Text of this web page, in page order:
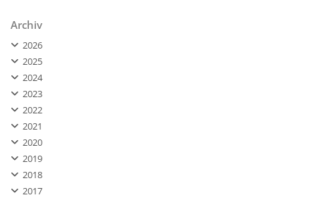
Archiv
2026
2025
2024
2023
2022
2021
2020
2019
2018
2017